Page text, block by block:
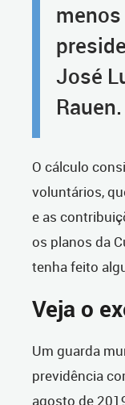
José
Rauen.
O cálculo
voluntários,
e as
os planos da
tenha feito
Veja o
Um guarda
previdência
agosto de